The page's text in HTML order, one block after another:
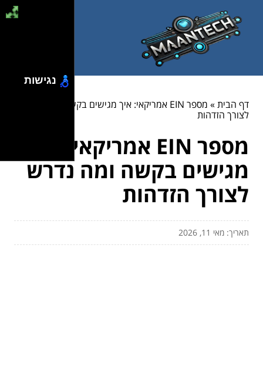
דף הבית»
מספר EIN אמריקאי: איך מגישים בקשה ומה נדרש
לצורך הזדהות
מספר EIN אמריקאי: איך
מגישים בקשה ומה נדרש
לצורך הזדהות
תאריך: מאי 11, 2026
נגישות